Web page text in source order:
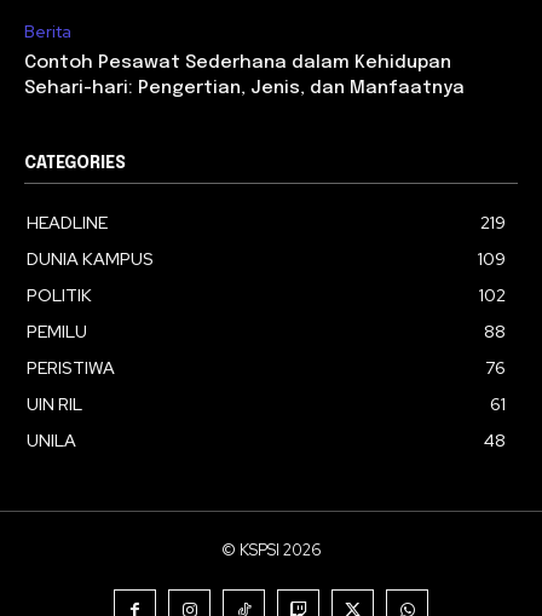
Berita
Contoh Pesawat Sederhana dalam Kehidupan
Sehari-hari: Pengertian, Jenis, dan Manfaatnya
CATEGORIES
HEADLINE
219
DUNIA KAMPUS
109
POLITIK
102
PEMILU
88
PERISTIWA
76
UIN RIL
61
UNILA
48
© KSPSI 2026